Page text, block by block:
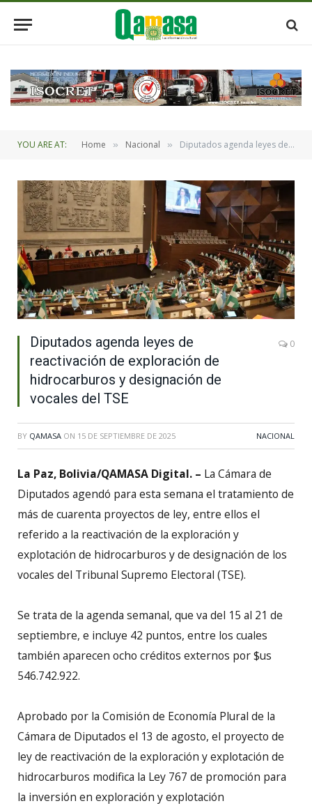
YOU ARE AT: Home » Nacional » Diputados agenda leyes de reactivación de exploración de hidrocarburos y designación de vocales del TSE
Diputados agenda leyes de
reactivación de exploración de
hidrocarburos y designación de
vocales del TSE
0
BY QAMASA ON 15 DE SEPTIEMBRE DE 2025 NACIONAL
La Paz, Bolivia/QAMASA Digital. – La Cámara de
Diputados agendó para esta semana el tratamiento de
más de cuarenta proyectos de ley, entre ellos el
referido a la reactivación de la exploración y
explotación de hidrocarburos y de designación de los
vocales del Tribunal Supremo Electoral (TSE).
Se trata de la agenda semanal, que va del 15 al 21 de
septiembre, e incluye 42 puntos, entre los cuales
también aparecen ocho créditos externos por $us
546.742.922.
Aprobado por la Comisión de Economía Plural de la
Cámara de Diputados el 13 de agosto, el proyecto de
ley de reactivación de la exploración y explotación de
hidrocarburos modifica la Ley 767 de promoción para
la inversión en exploración y explotación